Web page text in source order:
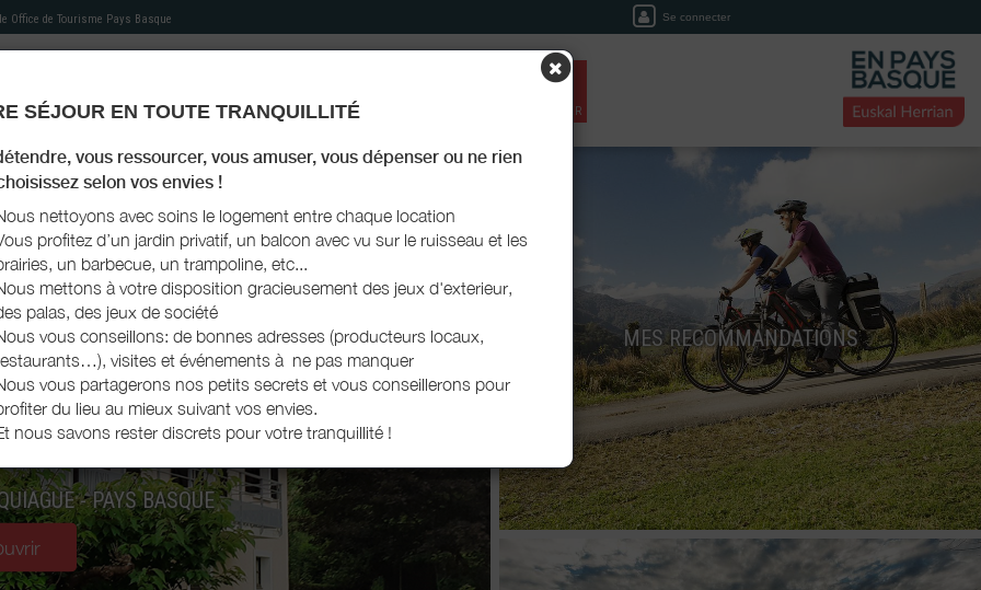
Office de Tourisme Pays Basque Se connecter
MON HÉBERGEMENT MES RECOMMANDATIONS AGENDA TOURISTIQUE RÉSERVER
SÉJOUR EN TOUTE TRANQUILLITÉ
vous ressourcer, vous amuser, vous dépenser ou ne rien
selon vos envies !
nettoyons avec soins le logement entre chaque location
profitez d’un jardin privatif, un balcon avec vu sur le ruisseau et les
un barbecue, un trampoline, etc...
mettons à votre disposition gracieusement des jeux d'exterieur,
palas, des jeux de société
vous conseillons: de bonnes adresses (producteurs locaux,
visites et événements à ne pas manquer
vous partagerons nos petits secrets et vous conseillerons pour
du lieu au mieux suivant vos envies.
nous savons rester discrets pour votre tranquillité !
- PAYS BASQUE
MES RECOMMANDATIONS